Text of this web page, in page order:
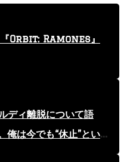
『Orbit: Ramones』
ディ離脱について語
は今でも“休止”とい